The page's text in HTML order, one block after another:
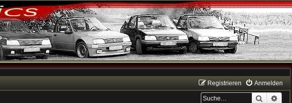
Anmelden
Registrieren
Suche